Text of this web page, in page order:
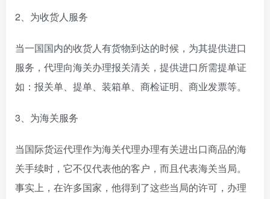
2、为收货人服务
当一国国内的收货人有货物到达的时候，为其提供进口
服务，代理向海关办理报关清关，提供进口所需提单证
如：报关单、提单、装箱单、商检证明、商业发票等。
3、为海关服务
当国际货运代理作为海关代理办理有关进出口商品的海
关手续时，它不仅代表他的客户，而且代表海关当局。
事实上，在许多国家，他得到了这些当局的许可，办理